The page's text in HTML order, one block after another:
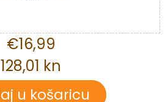
€16,99
128,01 kn